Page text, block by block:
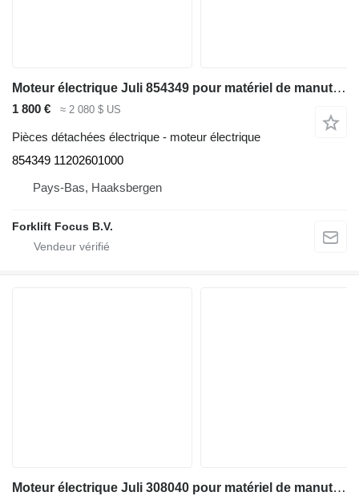
Moteur électrique Juli 854349 pour matériel de manutention Linde R14, Series 1120
1 800 € ≈ 2 080 $ US
Pièces détachées électrique - moteur électrique
854349 11202601000
Pays-Bas, Haaksbergen
Forklift Focus B.V.
Moteur électrique Juli 308040 pour matériel de manutention Linde E35P, Series 337